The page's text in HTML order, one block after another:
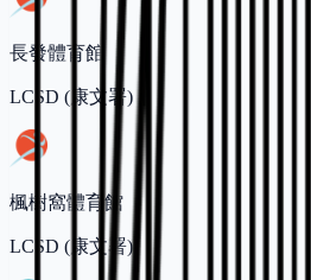
長發體育館
LCSD (康文署)
楓樹窩體育館
LCSD (康文署)